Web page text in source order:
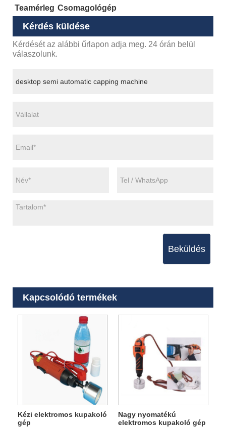
Teamérleg Csomagológép
Kérdés küldése
Kérdését az alábbi űrlapon adja meg. 24 órán belül
válaszolunk.
Beküldés
Kapcsolódó termékek
Kézi elektromos kupakoló
gép
Nagy nyomatékú
elektromos kupakoló gép